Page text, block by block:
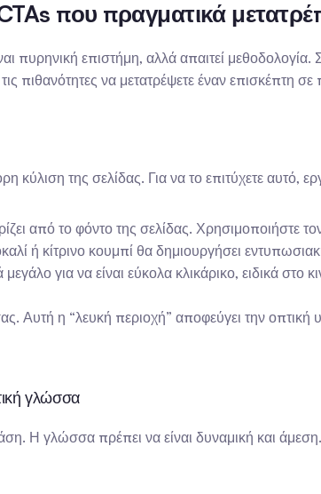
που πραγματικά
επιστήμη, αλλά απαιτεί
πιθανότητες να μετατρέψετε έναν επισκέπτη σε
της σελίδας. Για να το επιτύχετε αυτό,
από το φόντο της σελίδας.
ή κίτρινο κουμπί θα δημιουργήσει
για να είναι εύκολα κλικάρικο, ειδικά
η “λευκή περιοχή” αποφεύγει την οπτική
γλώσσα
Η γλώσσα πρέπει να είναι δυναμική και